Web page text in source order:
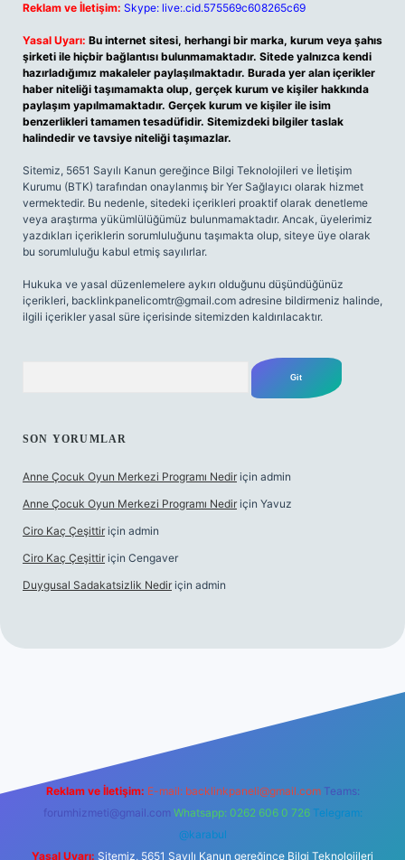
Reklam ve İletişim: Skype: live:.cid.575569c608265c69
Yasal Uyarı: Bu internet sitesi, herhangi bir marka, kurum veya şahıs
şirketi ile hiçbir bağlantısı bulunmamaktadır. Sitede yalnızca kendi
hazırladığımız makaleler paylaşılmaktadır. Burada yer alan içerikler
haber niteliği taşımamakta olup, gerçek kurum ve kişiler hakkında
paylaşım yapılmamaktadır. Gerçek kurum ve kişiler ile isim
benzerlikleri tamamen tesadüfidir. Sitemizdeki bilgiler taslak
halindedir ve tavsiye niteliği taşımazlar.
Sitemiz, 5651 Sayılı Kanun gereğince Bilgi Teknolojileri ve İletişim
Kurumu (BTK) tarafından onaylanmış bir Yer Sağlayıcı olarak hizmet
vermektedir. Bu nedenle, sitedeki içerikleri proaktif olarak denetleme
veya araştırma yükümlülüğümüz bulunmamaktadır. Ancak, üyelerimiz
yazdıkları içeriklerin sorumluluğunu taşımakta olup, siteye üye olarak
bu sorumluluğu kabul etmiş sayılırlar.
Hukuka ve yasal düzenlemelere aykırı olduğunu düşündüğünüz
içerikleri, backlinkpanelicomtr@gmail.com adresine bildirmeniz halinde,
ilgili içerikler yasal süre içerisinde sitemizden kaldırılacaktır.
SON YORUMLAR
Anne Çocuk Oyun Merkezi Programı Nedir için admin
Anne Çocuk Oyun Merkezi Programı Nedir için Yavuz
Ciro Kaç Çeşittir için admin
Ciro Kaç Çeşittir için Cengaver
Duygusal Sadakatsizlik Nedir için admin
elexbetgiris.org
Reklam ve İletişim: E-mail: backlinkpaneli@gmail.com Teams:
forumhizmeti@gmail.com Whatsapp: 0262 606 0 726 Telegram:
@karabul
Yasal Uyarı: Sitemiz, 5651 Sayılı Kanun gereğince Bilgi Teknolojileri